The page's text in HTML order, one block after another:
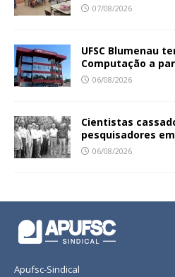
07/08/2026
UFSC Blumenau
Computação a
06/08/2026
Cientistas
pesquisadores
06/08/2026
Apufsc-Sindical